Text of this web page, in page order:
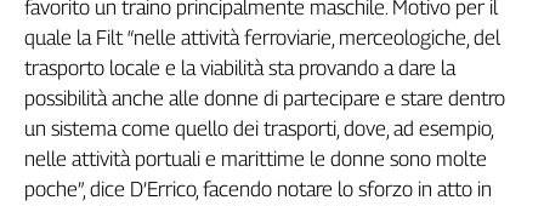
Girasoli
Il
Sassolino
Linea
Economica
Tech
It
favorito un traino principalmente maschile. Motivo per il
quale la Filt “nelle attività ferroviarie, merceologiche, del
trasporto locale e la viabilità sta provando a dare la
possibilità anche alle donne di partecipare e stare dentro
un sistema come quello dei trasporti, dove, ad esempio,
nelle attività portuali e marittime le donne sono molte
poche”, dice D’Errico, facendo notare lo sforzo in atto in